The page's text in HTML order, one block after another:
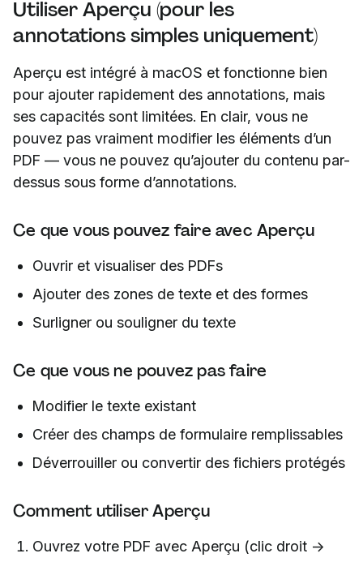
Utiliser Aperçu (pour les
annotations simples uniquement)
Aperçu est intégré à macOS et fonctionne bien
pour ajouter rapidement des annotations, mais
ses capacités sont limitées. En clair, vous ne
pouvez pas vraiment modifier les éléments d’un
PDF — vous ne pouvez qu’ajouter du contenu par-
dessus sous forme d’annotations.
Ce que vous pouvez faire avec Aperçu
Ouvrir et visualiser des PDFs
Ajouter des zones de texte et des formes
Surligner ou souligner du texte
Ce que vous ne pouvez pas faire
Modifier le texte existant
Créer des champs de formulaire remplissables
Déverrouiller ou convertir des fichiers protégés
Comment utiliser Aperçu
Ouvrez votre PDF avec Aperçu (clic droit →